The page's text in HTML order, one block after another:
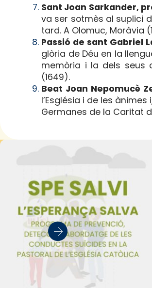
Sant Joan Sarkander,
va ser sotmès al suplici
tard. A Olomuc, Moràvia
Passió de sant Gabriel
glòria de Déu en la
memòria i la dels seus
(1649).
Beat Joan Nepomucè
l’Església i de les
Germanes de la Caritat